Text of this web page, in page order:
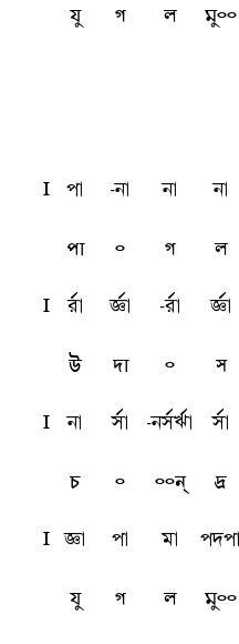
যু গ ল মু৹৹
l pa -na na na
পা ৹ গ ল
l rfa tfa -rfa tfa
উ দা ৹ স
l na sfa -nsfvfa sfa
চ ৹ ৹৹ন্ দ্র
l ta pa ma pdpa
যু গ ল মু৹৹